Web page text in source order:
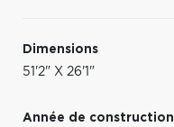
Dimensions
51'2" X 26'1"
Année de construction